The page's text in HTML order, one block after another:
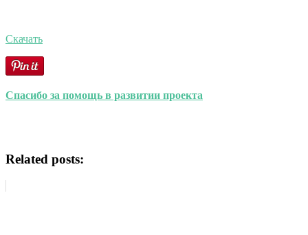
Скачать
Спасибо за помощь в развитии проекта
Related posts: